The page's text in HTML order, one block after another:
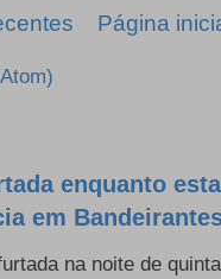
Página
enquanto
em
na noite de